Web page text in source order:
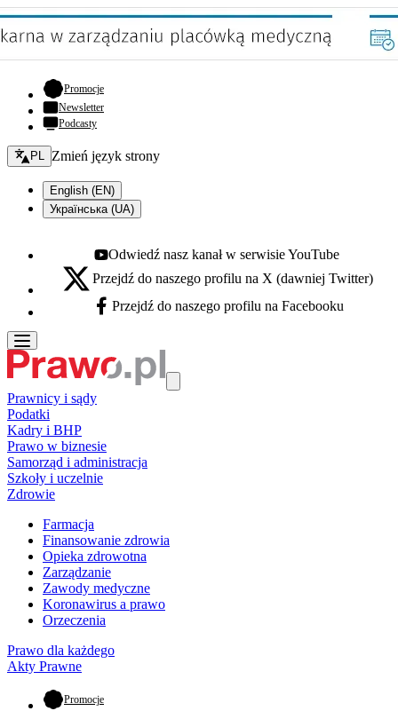
Promocje- otwiera się w nowej karcie
Newsletter
Podcasty
Zmień język - bieżący:
PL Zmień język strony
English (EN)
Українська (UA)
Youtube - otwiera się w nowej karcie
Odwiedź nasz kanał w serwisie YouTube
X - otwiera się w nowej karcie
Przejdź do naszego profilu na X (dawniej Twitter)
Facebook - otwiera się w nowej karcie
Przejdź do naszego profilu na Facebooku
Prawnicy i sądy
Podatki
Kadry i BHP
Prawo w biznesie
Samorząd i administracja
Szkoły i uczelnie
Zdrowie
Farmacja
Finansowanie zdrowia
Opieka zdrowotna
Zarządzanie
Zawody medyczne
Koronawirus a prawo
Orzeczenia
Prawo dla każdego
Akty Prawne
Promocje- otwiera się w nowej karcie